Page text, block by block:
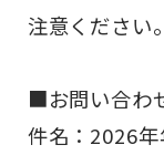
注意ください。
■お問い合わ
件名：2026